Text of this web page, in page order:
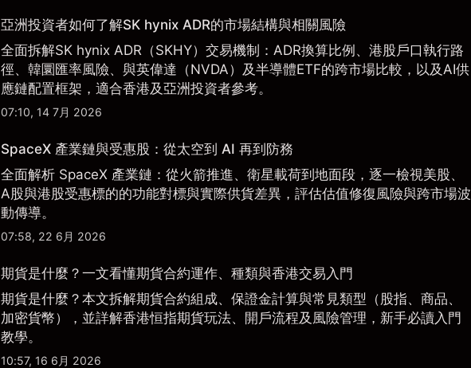
亞洲投資者如何了解SK hynix ADR的市場結構與相關風險
全面拆解SK hynix ADR（SKHY）交易機制：ADR換算比例、港股戶口執行路
徑、韓圜匯率風險、與英偉達（NVDA）及半導體ETF的跨市場比較，以及AI供
應鏈配置框架，適合香港及亞洲投資者參考。
07:10, 14 7月 2026
SpaceX 產業鏈與受惠股：從太空到 AI 再到防務
全面解析 SpaceX 產業鏈：從火箭推進、衛星載荷到地面段，逐一檢視美股、
A股與港股受惠標的的功能對標與實際供貨差異，評估估值修復風險與跨市場波
動傳導。
07:58, 22 6月 2026
期貨是什麼？一文看懂期貨合約運作、種類與香港交易入門
期貨是什麼？本文拆解期貨合約組成、保證金計算與常見類型（股指、商品、
加密貨幣），並詳解香港恒指期貨玩法、開戶流程及風險管理，新手必讀入門
教學。
10:57, 16 6月 2026